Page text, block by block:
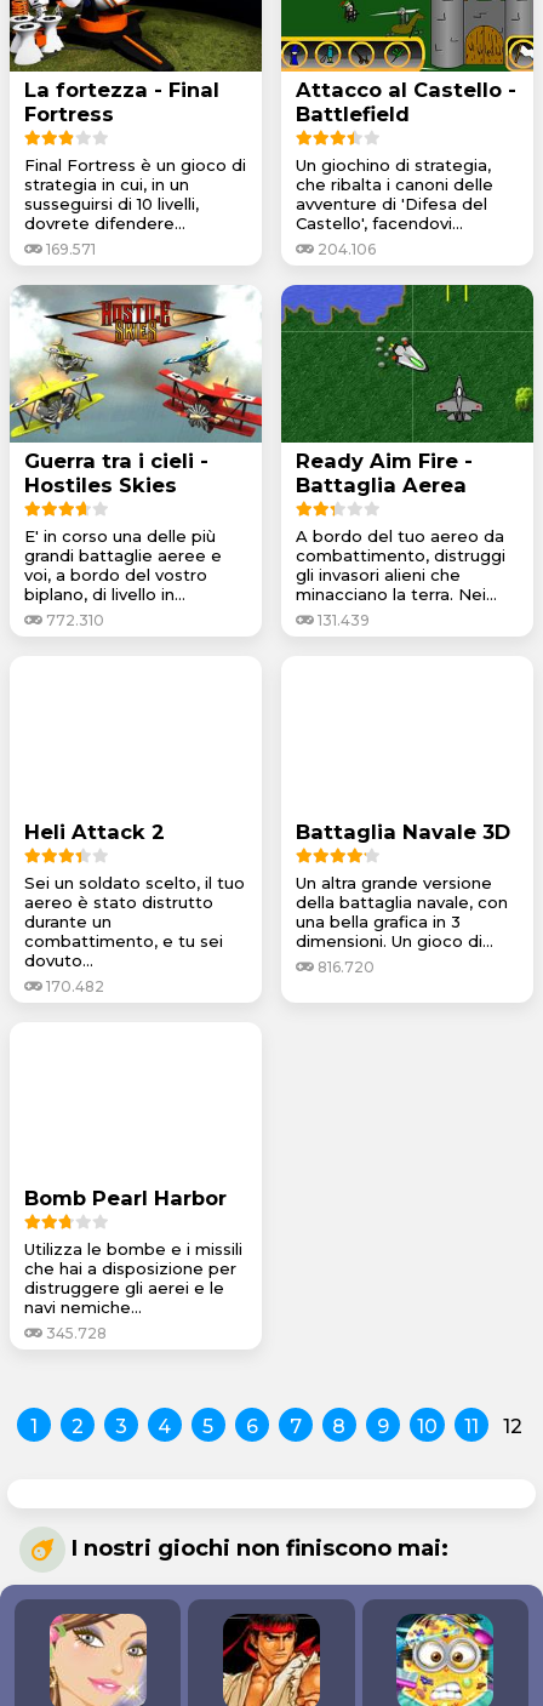
La fortezza - Final
Fortress
Final Fortress è un gioco di
strategia in cui, in un
susseguirsi di 10 livelli,
dovrete difendere...
169.571
Attacco al Castello -
Battlefield
Un giochino di strategia,
che ribalta i canoni delle
avventure di 'Difesa del
Castello', facendovi...
204.106
Guerra tra i cieli -
Hostiles Skies
E' in corso una delle più
grandi battaglie aeree e
voi, a bordo del vostro
biplano, di livello in...
772.310
Ready Aim Fire -
Battaglia Aerea
A bordo del tuo aereo da
combattimento, distruggi
gli invasori alieni che
minacciano la terra. Nei...
131.439
Heli Attack 2
Sei un soldato scelto, il tuo
aereo è stato distrutto
durante un
combattimento, e tu sei
dovuto...
170.482
Battaglia Navale 3D
Un altra grande versione
della battaglia navale, con
una bella grafica in 3
dimensioni. Un gioco di...
816.720
Bomb Pearl Harbor
Utilizza le bombe e i missili
che hai a disposizione per
distruggere gli aerei e le
navi nemiche...
345.728
1 2 3 4 5 6 7 8 9 10 11 12
I nostri giochi non finiscono mai: